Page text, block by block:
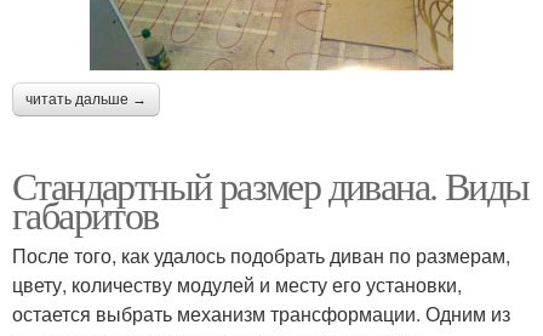
читать дальше →
Стандартный размер дивана. Виды
габаритов
После того, как удалось подобрать диван по размерам,
цвету, количеству модулей и месту его установки,
остается выбрать механизм трансформации. Одним из